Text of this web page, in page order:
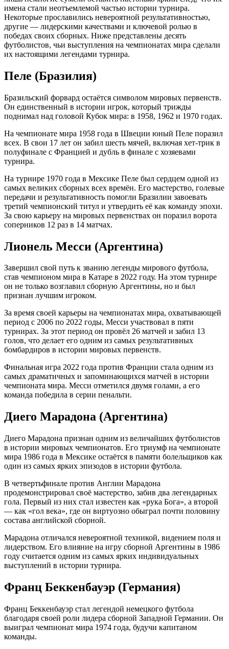
имена стали неотъемлемой частью истории турнира.
Некоторые прославились невероятной результативностью,
другие — лидерскими качествами и ключевой ролью в
победах своих сборных. Ниже представлены десять
футболистов, чьи выступления на чемпионатах мира сделали
их настоящими легендами турнира.
Пеле (Бразилия)
Бразильский форвард остаётся символом мировых первенств.
Он единственный в истории игрок, который трижды
поднимал над головой Кубок мира: в 1958, 1962 и 1970 годах.
На чемпионате мира 1958 года в Швеции юный Пеле поразил
всех. В свои 17 лет он забил шесть мячей, включая хет-трик в
полуфинале с Францией и дубль в финале с хозяевами
турнира.
На турнире 1970 года в Мексике Пеле был сердцем одной из
самых великих сборных всех времён. Его мастерство, голевые
передачи и результативность помогли Бразилии завоевать
третий чемпионский титул и утвердить её как команду эпохи.
За свою карьеру на мировых первенствах он поразил ворота
соперников 12 раз в 14 матчах.
Лионель Месси (Аргентина)
Завершил свой путь к званию легенды мирового футбола,
став чемпионом мира в Катаре в 2022 году. На этом турнире
он не только возглавил сборную Аргентины, но и был
признан лучшим игроком.
За время своей карьеры на чемпионатах мира, охватывающей
период с 2006 по 2022 годы, Месси участвовал в пяти
турнирах. За этот период он провёл 26 матчей и забил 13
голов, что делает его одним из самых результативных
бомбардиров в истории мировых первенств.
Финальная игра 2022 года против Франции стала одним из
самых драматичных и запоминающихся матчей в истории
чемпионата мира. Месси отметился двумя голами, а его
команда победила в серии пенальти.
Диего Марадона (Аргентина)
Диего Марадона признан одним из величайших футболистов
в истории мировых чемпионатов. Его триумф на чемпионате
мира 1986 года в Мексике остаётся в памяти болельщиков как
один из самых ярких эпизодов в истории футбола.
В четвертьфинале против Англии Марадона
продемонстрировал своё мастерство, забив два легендарных
гола. Первый из них стал известен как «рука Бога», а второй
— как «гол века», где он виртуозно обыграл почти половину
состава английской сборной.
Марадона отличался невероятной техникой, видением поля и
лидерством. Его влияние на игру сборной Аргентины в 1986
году считается одним из самых ярких индивидуальных
выступлений в истории турнира.
Франц Беккенбауэр (Германия)
Франц Беккенбауэр стал легендой немецкого футбола
благодаря своей роли лидера сборной Западной Германии. Он
выиграл чемпионат мира 1974 года, будучи капитаном
команды.